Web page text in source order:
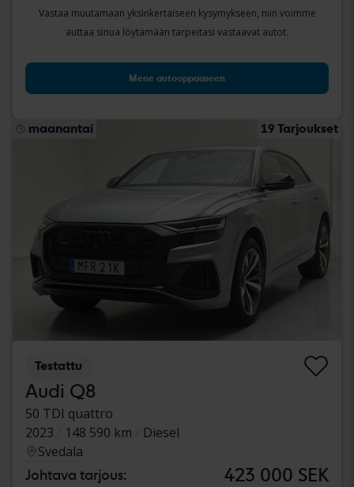
Vastaa muutamaan yksinkertaiseen kysymykseen, niin voimme
auttaa sinua löytämään tarpeitasi vastaavat autot.
Mene autooppaaseen
maanantai 19 Tarjoukset
Testattu
Audi Q8
50 TDI quattro
2023
148 590 km
Diesel
Svedala
Johtava tarjous: 423 000 SEK